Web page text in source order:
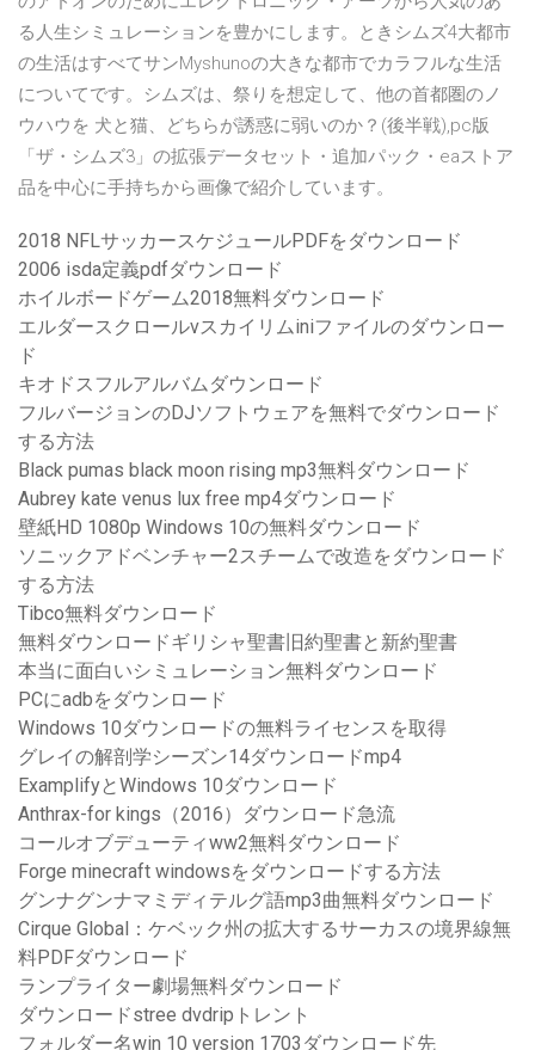
る人生シミュレーションを豊かにします。ときシムズ4大都市
の生活はすべてサンMyshunoの大きな都市でカラフルな生活
についてです。シムズは、祭りを想定して、他の首都圏のノ
ウハウを 犬と猫、どちらが誘惑に弱いのか？(後半戦),pc版
「ザ・シムズ3」の拡張データセット・追加パック・eaストア
品を中心に手持ちから画像で紹介しています。
2018 NFLサッカースケジュールPDFをダウンロード
2006 isda定義pdfダウンロード
ホイルボードゲーム2018無料ダウンロード
エルダースクロールvスカイリムiniファイルのダウンロー
ド
キオドスフルアルバムダウンロード
フルバージョンのDJソフトウェアを無料でダウンロード
する方法
Black pumas black moon rising mp3無料ダウンロード
Aubrey kate venus lux free mp4ダウンロード
壁紙HD 1080p Windows 10の無料ダウンロード
ソニックアドベンチャー2スチームで改造をダウンロード
する方法
Tibco無料ダウンロード
無料ダウンロードギリシャ聖書旧約聖書と新約聖書
本当に面白いシミュレーション無料ダウンロード
PCにadbをダウンロード
Windows 10ダウンロードの無料ライセンスを取得
グレイの解剖学シーズン14ダウンロードmp4
ExamplifyとWindows 10ダウンロード
Anthrax-for kings（2016）ダウンロード急流
コールオブデューティww2無料ダウンロード
Forge minecraft windowsをダウンロードする方法
グンナグンナマミディテルグ語mp3曲無料ダウンロード
Cirque Global：ケベック州の拡大するサーカスの境界線無
料PDFダウンロード
ランプライター劇場無料ダウンロード
ダウンロードstree dvdripトレント
フォルダー名win 10 version 1703ダウンロード先